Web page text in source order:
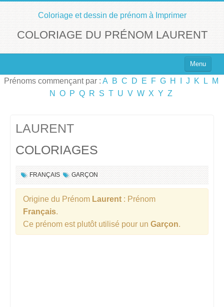
Coloriage et dessin de prénom à Imprimer
COLORIAGE DU PRÉNOM LAURENT
Menu
Top 100 des Prénoms
Prénoms commençant par : A B C D E F G H J K L
M
N
O P Q R S T U V W X Y Z
LAURENT
COLORIAGES
FRANÇAIS GARÇON
Origine du Prénom Laurent : Prénom
Français.
Ce prénom est plutôt utilisé pour un Garçon.